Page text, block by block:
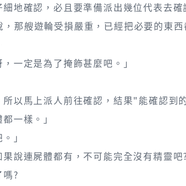
細地確認，必且要準備派出幾位代表去確
那艘遊輪受損嚴重，已經把必要的東西
一定是為了掩飾甚麼吧。」
所以馬上派人前往確認，結果"能確認到
一樣。」
」
說連屍體都有，不可能完全沒有精靈吧
?